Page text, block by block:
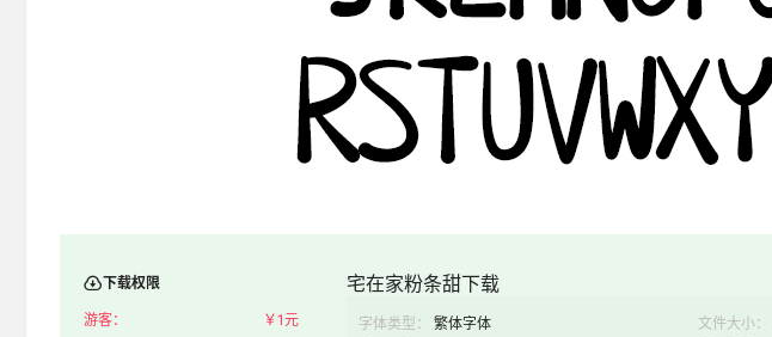
下载权限
游客： ￥1元
宅在家粉条甜下载
字体类型： 繁体字体 文件大小：